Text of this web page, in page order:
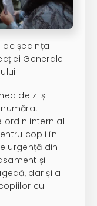
ședința
Generale
de zi și
ordin intern al
copii în
urgență din
și
dar și al
cu